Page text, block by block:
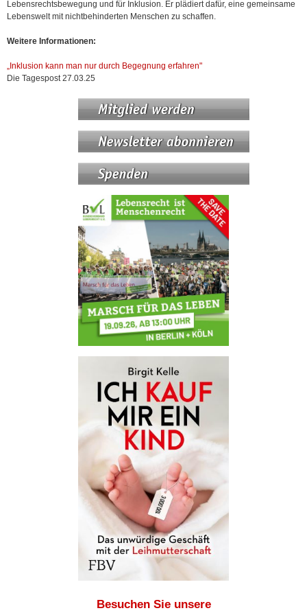
Lebensrechtsbewegung und für Inklusion. Er plädiert dafür, eine gemeinsame
Lebenswelt mit nichtbehinderten Menschen zu schaffen.
Weitere Informationen:
„Inklusion kann man nur durch Begegnung erfahren"
Die Tagespost 27.03.25
Besuchen Sie unsere